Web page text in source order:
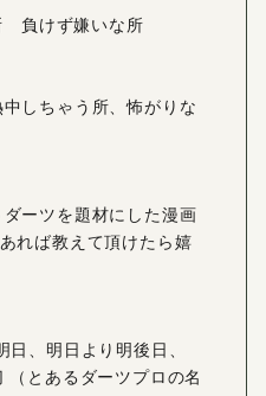
負けず嫌いな所
しちゃう所、怖がりな
ダーツを題材にした漫画
れば教えて頂けたら嬉
、明日より明後日、
（とあるダーツプロの名